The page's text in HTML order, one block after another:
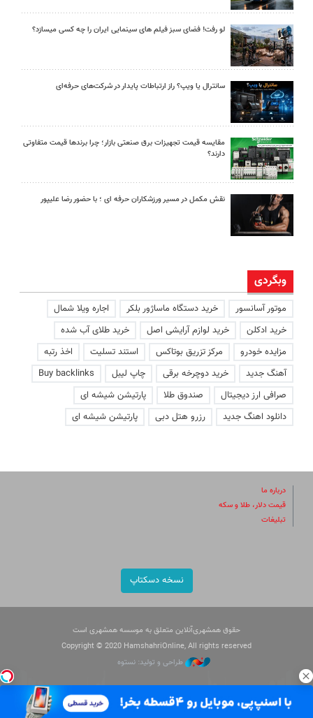
لو رفت! فضای سبز فیلم های سینمایی ایران را چه کسی میسازد؟
سانترال یا ویپ؟ راز ارتباطات پایدار در شرکت‌های حرفه‌ای
مقایسه قیمت تجهیزات برق صنعتی بازار؛ چرا برندها قیمت متفاوتی
دارند؟
نقش مکمل در مسیر ورزشکاران حرفه ای ؛ با حضور رضا علیپور
وبگردی
موتور آسانسور خرید دستگاه ماساژور بلکر
اجاره ویلا شمال
خرید ادکلن
خرید لوازم آرایشی اصل
خرید طلای آب شده
مزایده خودرو
مرکز تزریق بوتاکس استند تسلیت
اخذ رتبه
آهنگ جدید
خرید دوچرخه برقی چاپ لیبل
Buy backlinks
صرافی ارز دیجیتال
صندوق طلا
پارتیشن شیشه ای
دانلود اهنگ جدید
رزرو هتل دبی پارتیشن شیشه ای
درباره ما
قیمت دلار، طلا و سکه
تبلیغات
نسخه دسکتاپ
حقوق همشهری‌آنلاین متعلق به موسسه همشهری است
Copyright © 2020 HamshahriOnline, All rights reserved
طراحی و تولید: نستوه